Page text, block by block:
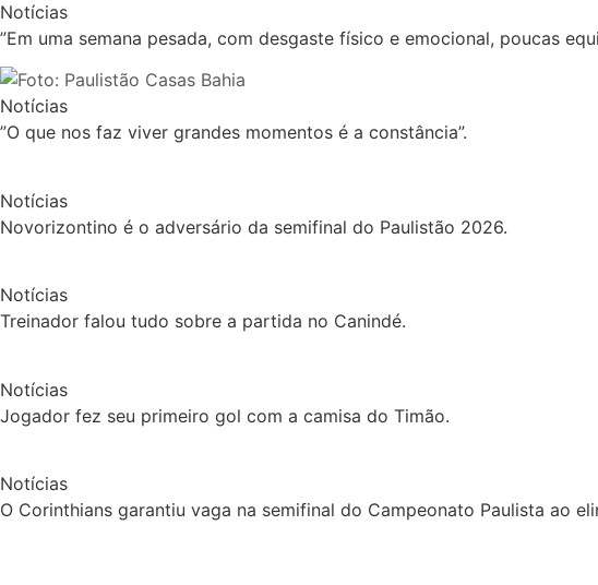
Notícias
”Em uma semana pesada, com desgaste físico e emocional, poucas
Notícias
”O que nos faz viver grandes momentos é a constância”.
Notícias
Novorizontino é o adversário da semifinal do Paulistão 2026.
Notícias
Treinador falou tudo sobre a partida no Canindé.
Notícias
Jogador fez seu primeiro gol com a camisa do Timão.
Notícias
O Corinthians garantiu vaga na semifinal do Campeonato Paulista ao